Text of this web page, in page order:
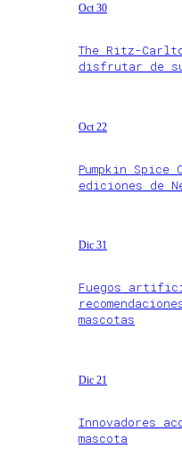
Oct 30
The Ritz-
disfrutar de
Oct 22
Pumpkin Spice
ediciones de
Dic 31
Fuegos
mascotas
Dic 21
Innovadores
mascota